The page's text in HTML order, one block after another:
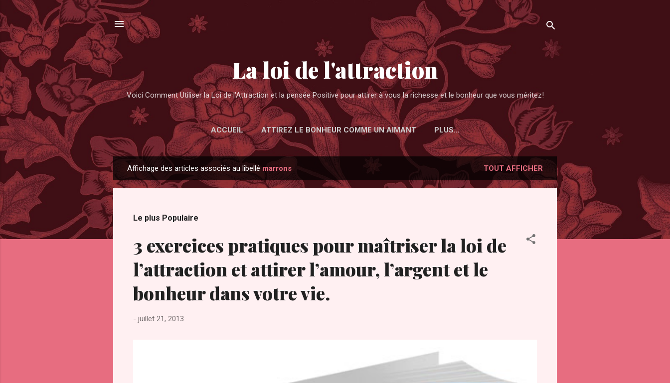
La loi de l'attraction
Voici Comment Utiliser la Loi de l'Attraction et la pensée Positive pour attirer à vous la richesse et le bonheur que vous méritez!
ACCUEIL ATTIREZ LE BONHEUR COMME UN AIMANT PLUS…
r
Affichage des articles associés au libellé marrons TOUT AFFICHER
Le plus Populaire
3 exercices pratiques pour maîtriser la loi de
l’attraction et attirer l’amour, l’argent et le
bonheur dans votre vie.
- juillet 21, 2013